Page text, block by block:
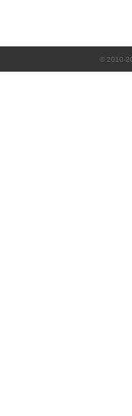
© 2010-